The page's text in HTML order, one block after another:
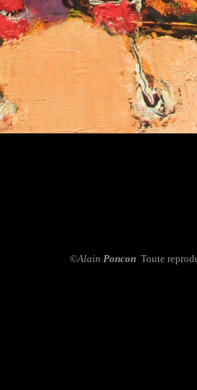
©Alain Poncon Toute